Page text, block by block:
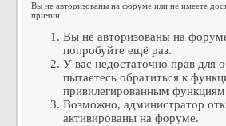
Вы не авторизованы на форуме или не имеете
причин:
Вы не авторизованы на
попробуйте ещё раз.
У вас недостаточно прав для
пытаетесь обратиться к
привилегированным
Возможно, администратор
активированы на форуме.